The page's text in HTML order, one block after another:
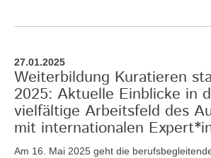
27.01.2025
Weiterbildung Kuratieren
2025: Aktuelle Einblicke in
vielfältige Arbeitsfeld des
mit internationalen
Am 16. Mai 2025 geht die